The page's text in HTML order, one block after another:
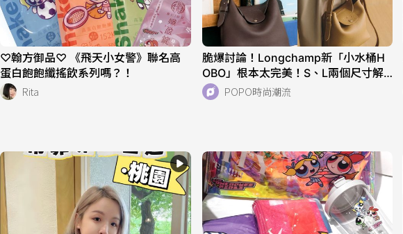
♡翰方御品♡ 《飛天小女警》聯名高
蛋白飽飽纖搖飲系列嗎？！
Rita
脆爆討論！Longchamp新「小水桶H
OBO」根本太完美！S、L兩個尺寸解
析！快衝店上試揹！
POPO時尚潮流